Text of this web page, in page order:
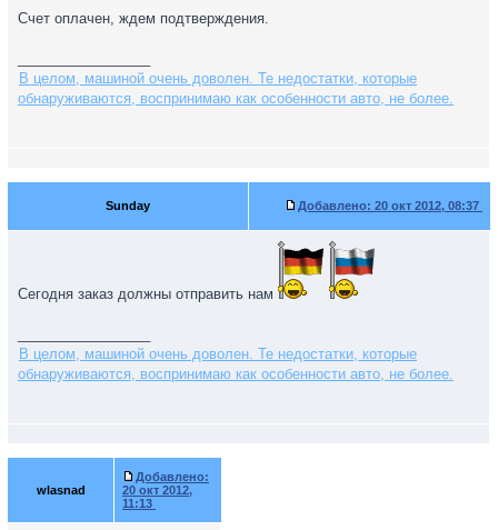
Счет оплачен, ждем подтверждения.
В целом, машиной очень доволен. Те недостатки, которые
обнаруживаются, воспринимаю как особенности авто, не более.
Sunday Добавлено: 20 окт 2012, 08:37
Сегодня заказ должны отправить нам
В целом, машиной очень доволен. Те недостатки, которые
обнаруживаются, воспринимаю как особенности авто, не более.
wlasnad
Добавлено:
20 окт 2012,
11:13